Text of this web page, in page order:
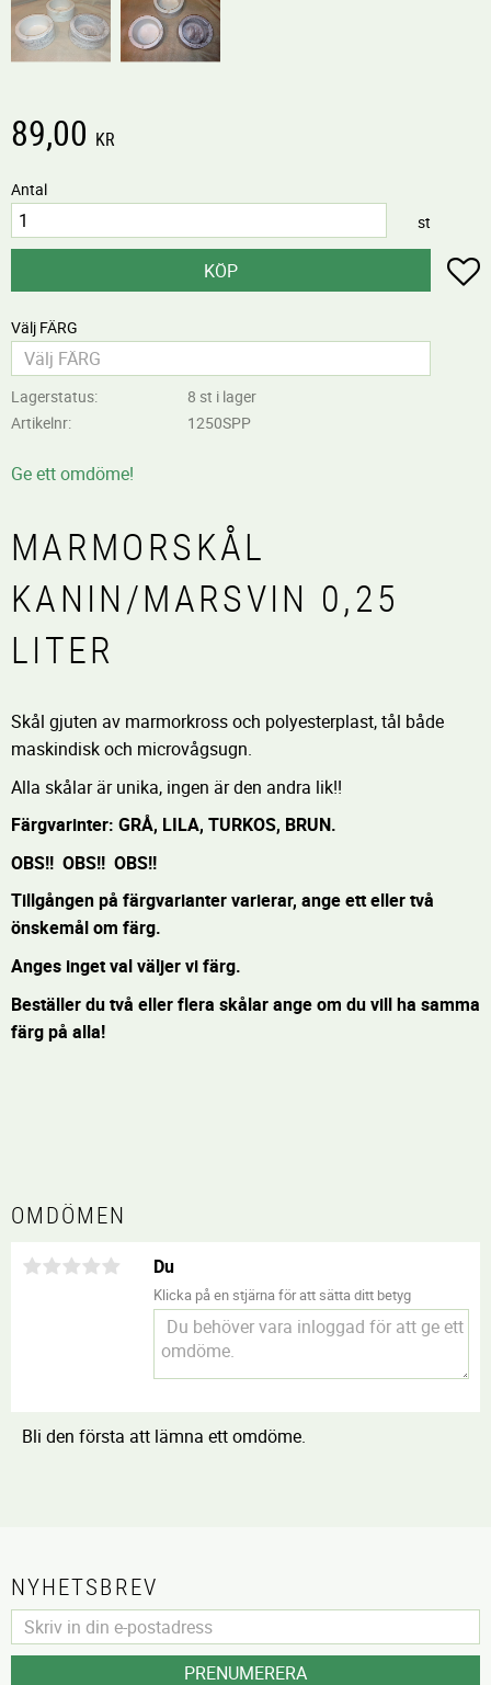
89,00 KR
Antal
st
KÖP
Välj FÄRG
Lagerstatus
8 st i lager
Artikelnr
1250SPP
Ge ett omdöme!
MARMORSKÅL
KANIN/MARSVIN 0,25
LITER
Skål gjuten av marmorkross och polyesterplast, tål både
maskindisk och microvågsugn.
Alla skålar är unika, ingen är den andra lik!!
Färgvarinter: GRÅ, LILA, TURKOS, BRUN.
OBS!! OBS!! OBS!!
Tillgången på färgvarianter varierar, ange ett eller två
önskemål om färg.
Anges inget val väljer vi färg.
Beställer du två eller flera skålar ange om du vill ha samma
färg på alla!
OMDÖMEN
Du
Klicka på en stjärna för att sätta ditt betyg
Bli den första att lämna ett omdöme.
NYHETSBREV
PRENUMERERA